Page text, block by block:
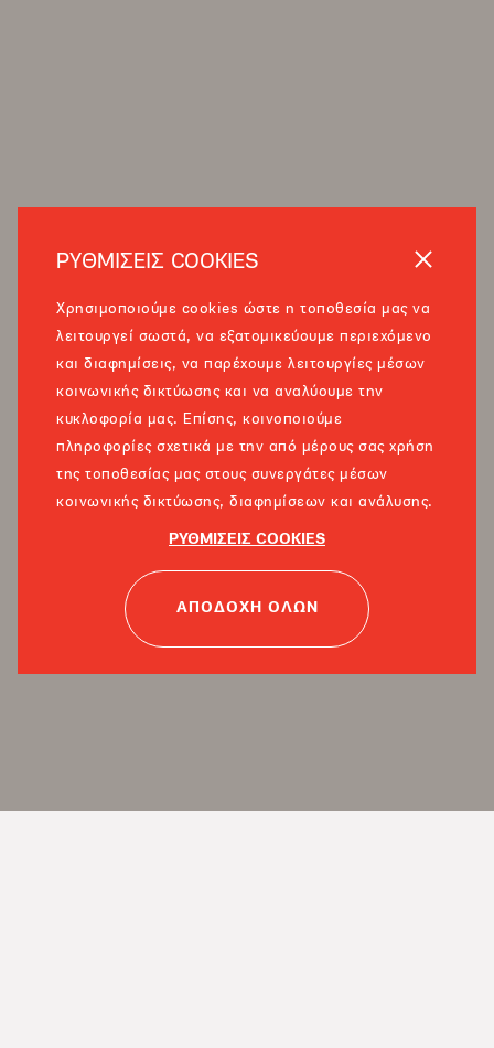
ΡΥΘΜΙΣΕΙΣ COOKIES
Χρησιμοποιούμε cookies ώστε η τοποθεσία μας να
λειτουργεί σωστά, να εξατομικεύουμε περιεχόμενο
και διαφημίσεις, να παρέχουμε λειτουργίες μέσων
κοινωνικής δικτύωσης και να αναλύουμε την
κυκλοφορία μας. Επίσης, κοινοποιούμε
πληροφορίες σχετικά με την από μέρους σας χρήση
της τοποθεσίας μας στους συνεργάτες μέσων
κοινωνικής δικτύωσης, διαφημίσεων και ανάλυσης.
ΡΥΘΜΙΣΕΙΣ COOKIES
ΑΠΟΔΟΧΗ ΟΛΩΝ